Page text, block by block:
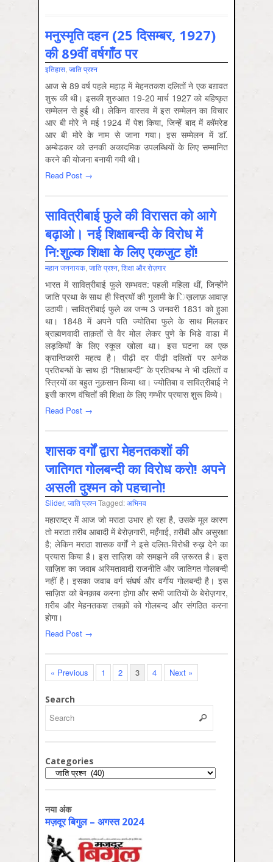
मनुस्मृति दहन (25 दिसम्बर, 1927)
की 89वीं वर्षगाँठ पर
इतिहास, जाति प्रश्‍न
आज से 89 वर्ष पहले महाड़ में मेहनतकश दलितों ने एक बग़ावत
शुरू की थी। इसकी शुरुआत 19-20 मार्च 1927 को बहिष्कृत
सम्मेलन से हुई थी। लेकिन वास्तव में इस सम्मेलन का विचार
आर बी मोरे ने मई 1924 में पेश किया, जिन्हें बाद में कॉमरेड
आर बी मोरे के नाम से जाना गया। इस सम्मेलन में डाॅ.
अम्बेडकर को उनकी अकादमिक उप‍लब्धियों के लिए सम्मानित
करने की योजना बनायी गयी थी।
Read Post →
सावित्रीबाई फुले की वि‍रासत को आगे
बढ़ाओ। नई शिक्षाबन्दी के विरोध में
नि:शुल्क शिक्षा के लिए एकजुट हों!
महान जननायक, जाति प्रश्‍न, शिक्षा और रोज़गार
भारत में सावि‍त्रीबाई फुले सम्भवत: पहली महि‍ला थीं, जि‍न्होंने
जाति‍ प्रथा के साथ ही स्त्रि‍यों की गुलामी के ि‍ख़लाफ़ आवाज़
उठायी। सावित्रीबाई फुले का जन्म 3 जनवरी 1831 को हुआ
था। 1848 में अपने पति‍ ज्योति‍बा फुले के साथ मि‍लकर
ब्राह्मणवादी ताक़तों से वैर मोल लेकर पुणे के भिडे वाडा में
लड़कियों के लिए स्कूल खोला था। इस घटना का एक
क्रान्तिकारी महत्व है। पीढ़ी दर पीढ़ी दलितों पर अनेक
प्रतिबन्धों के साथ ही “शिक्षाबन्दी” के प्रतिबन्ध ने भी दलितों व
स्त्रियों का बहुत नुक़सान किया था। ज्योतिबा व सावित्रीबाई ने
इसी कारण वंचितों की शिक्षा के लिए गम्भीर प्रयास शुरू किये।
Read Post →
शासक वर्गों द्वारा मेहनतकशों की
जातिगत गोलबन्दी का विरोध करो! अपने
असली दुश्मन को पहचानो!
Slider, जाति प्रश्‍नTagged:अभिनव
महाराष्ट्र में आज जो मराठा उभार हो रहा है, उसके मूल कारण
तो मराठा ग़रीब आबादी में बेरोज़गारी, महँगाई, ग़रीबी और असुरक्षा
है; लेकिन मराठा शासक वर्गों ने इसे दलित-विरोधी रुख़ देने का
प्रयास किया है। इस साज़िश को समझने की ज़रूरत है। इस
साज़िश का जवाब अस्मितावादी राजनीति और जातिगत गोलबन्दी
नहीं है। इसका जवाब वर्ग संघर्ष और वर्गीय गोलबन्दी है। इस
साज़िश को बेनक़ाब करना होगा और सभी जातियों के बेरोज़गार,
ग़रीब और मेहनतकश तबक़ों को गोलबन्द और संगठित करना
होगा।
Read Post →
« Previous 1 2 3 4 Next »
Search
Categories
Categories
नया अंक
मज़दूर बिगुल – अगस्‍त 2024